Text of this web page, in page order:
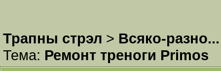
Трапны стрэл > Всяко-разно...
Тема: Ремонт треноги Primos